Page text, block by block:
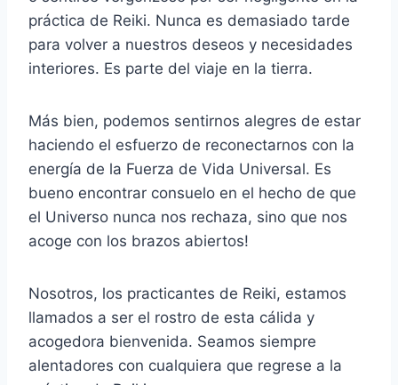
práctica de Reiki. Nunca es demasiado tarde
para volver a nuestros deseos y necesidades
interiores. Es parte del viaje en la tierra.
Más bien, podemos sentirnos alegres de estar
haciendo el esfuerzo de reconectarnos con la
energía de la Fuerza de Vida Universal. Es
bueno encontrar consuelo en el hecho de que
el Universo nunca nos rechaza, sino que nos
acoge con los brazos abiertos!
Nosotros, los practicantes de Reiki, estamos
llamados a ser el rostro de esta cálida y
acogedora bienvenida. Seamos siempre
alentadores con cualquiera que regrese a la